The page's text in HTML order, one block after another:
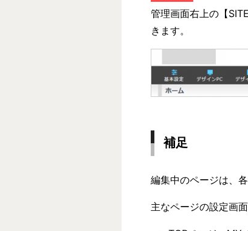
管理画面右上の【
きます。
補足
編集中のページは、
主なページの設定画面